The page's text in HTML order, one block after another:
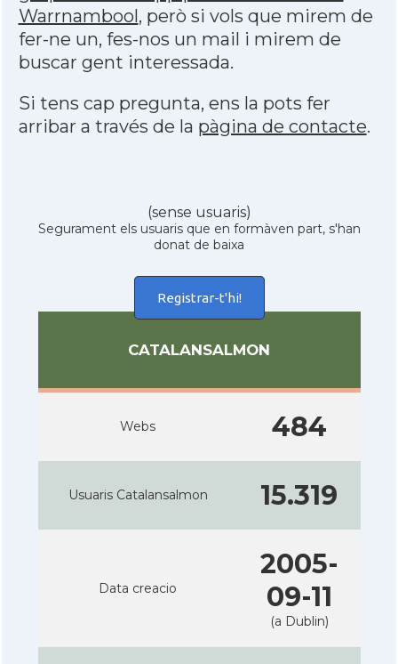
Warrnambool, però si vols que mirem de
fer-ne un, fes-nos un mail i mirem de
buscar gent interessada.
Si tens cap pregunta, ens la pots fer
arribar a través de la pàgina de contacte.
(sense usuaris)
Segurament els usuaris que en formàven part, s'han
donat de baixa
Registrar-t'hi!
CATALANSALMON
Webs 484
Usuaris Catalansalmon 15.319
Data creacio
2005-
09-11
(a Dublin)